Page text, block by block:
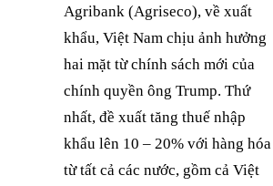
Agribank (Agriseco), về xuất
khẩu, Việt Nam chịu ảnh hưởng
hai mặt từ chính sách mới của
chính quyền ông Trump. Thứ
nhất, đề xuất tăng thuế nhập
khẩu lên 10 – 20% với hàng hóa
từ tất cả các nước, gồm cả Việt